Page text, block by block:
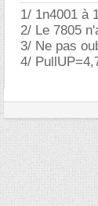
1/ 1n4001 à
2/ Le 7805
3/ Ne pas
4/